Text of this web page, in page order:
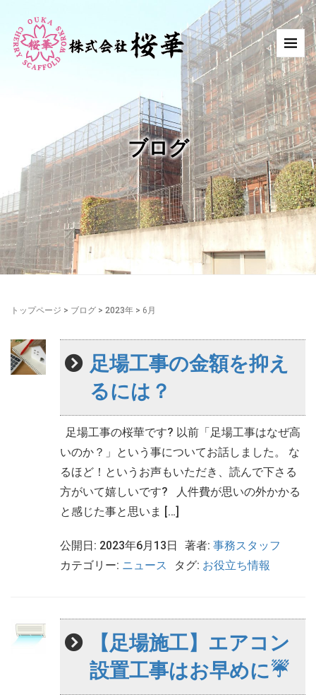
ブログ
トップページ > ブログ > 2023年 > 6月
足場工事の金額を抑え
るには？
足場工事の桜華です? 以前「足場工事はなぜ高
いのか？」という事についてお話しました。 な
るほど！というお声もいただき、読んで下さる
方がいて嬉しいです? 人件費が思いの外かかる
と感じた事と思いま […]
公開日: 2023年6月13日 著者: 事務スタッフ
カテゴリー: ニュース タグ: お役立ち情報
【足場施工】エアコン
設置工事はお早めに☔